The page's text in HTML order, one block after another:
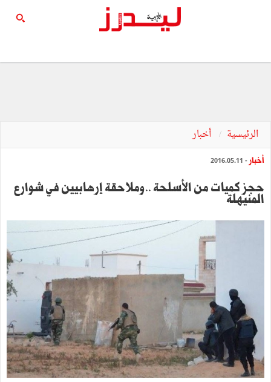
الرئيسية أخبار
أخبار - 2016.05.11
حجز كميات من الأسلحة ..وملاحقة إرهابيين في شوارع
المنيهلة